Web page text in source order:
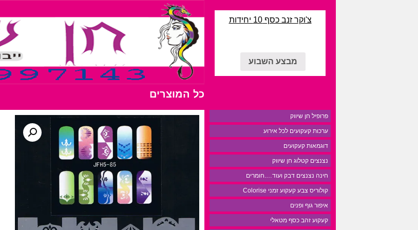
צ'וקר זנב כסף 10 יחידות
מבצע השבוע
כל המוצרים
פרופיל חן שיווק
ערכות קעקועים לכל אירוע
דוגמאות קעקועים
נצנצים קטלוג חן שיווק
חינה נצנצים דבק ועוד….חומרים
קולוריס צבע קעקוע זמני Colorise
איפור גוף ופנים
קעקוע זהב כסף מטאלי